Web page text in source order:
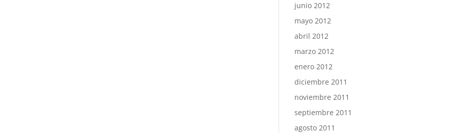
junio 2012
mayo 2012
abril 2012
marzo 2012
enero 2012
diciembre 2011
noviembre 2011
septiembre 2011
agosto 2011